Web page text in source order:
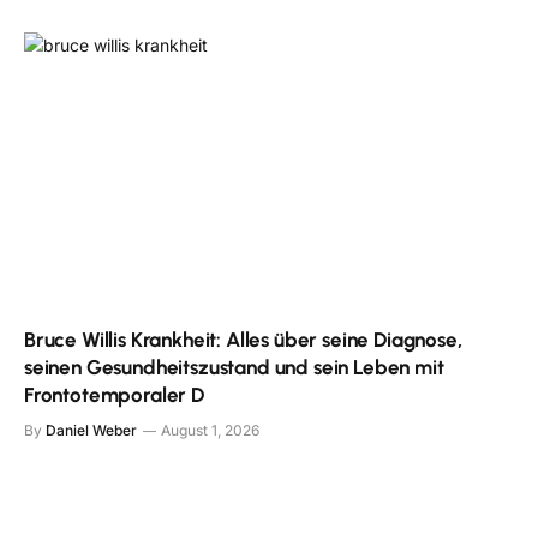
Bruce Willis Krankheit: Alles über seine Diagnose,
seinen Gesundheitszustand und sein Leben mit
Frontotemporaler D
By Daniel Weber August 1, 2026